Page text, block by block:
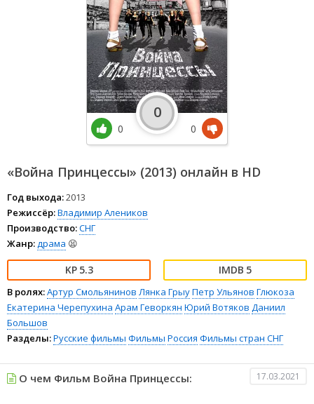
«Война Принцессы» (2013) онлайн в HD
Год выхода:2013
Режиссёр:Владимир Алеников
Производство:СНГ
Жанр:драма 😫
5.3 5
В ролях:Артур Смольянинов Лянка ГрыуПетр Ульянов Глюкоза
Екатерина Черепухина Арам Геворкян Юрий Вотяков Даниил
Большов
Разделы:Русские фильмы Фильмы Россия Фильмы стран СНГ
0
0
0
О чем Фильм Война Принцессы: 17.03.2021